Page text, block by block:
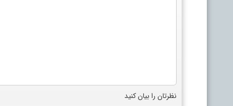
نظرتان را بیان کنید